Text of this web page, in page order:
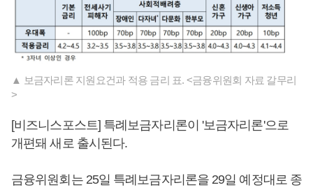
▲ 보금자리론 지원요건과 적용 금리 표. <금융위원회 자료 갈무리
>
[비즈니스포스트] 특례보금자리론이 '보금자리론'으로
개편돼 새로 출시된다.
금융위원회는 25일 특례보금자리론을 29일 예정대로 종